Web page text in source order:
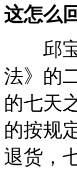
这怎么
邱宝
法》的
的七天
的按规
退货，